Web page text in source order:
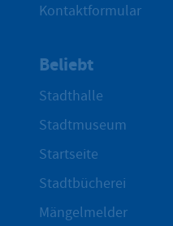
Kontaktformular
Beliebt
Stadthalle
Stadtmuseum
Startseite
Stadtbücherei
Mängelmelder